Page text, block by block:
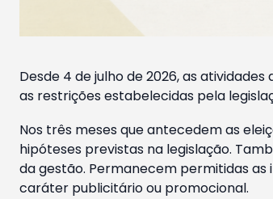
Desde 4 de julho de 2026, as
as restrições estabelecidas pela
Nos três meses que antecedem as
hipóteses previstas na legislação.
da gestão. Permanecem permitidas
caráter publicitário ou promocional.